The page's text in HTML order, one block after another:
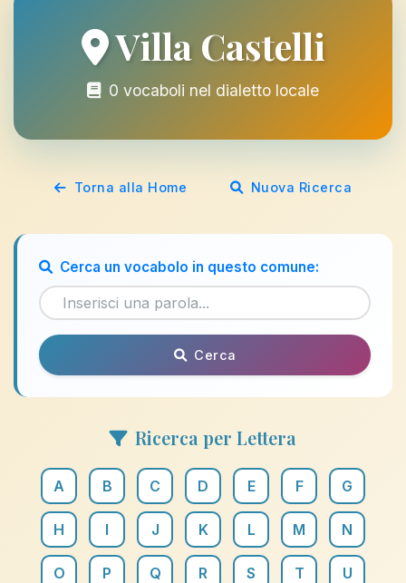
Villa Castelli
0 vocaboli nel dialetto locale
Torna alla Home Nuova Ricerca
Cerca un vocabolo in questo comune:
Cerca
Ricerca per Lettera
A B C D E F G
H I J K L M N
O P Q R S T U